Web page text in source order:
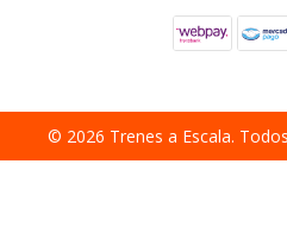
© 2026 Trenes a Escala.